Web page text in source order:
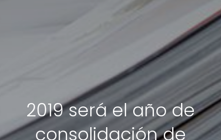
2019 será el año de
consolidación de